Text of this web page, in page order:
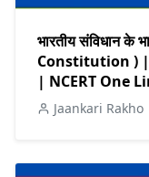
भारतीय संविधान
Constitution ) |
| NCERT One
Jaankari Rakho